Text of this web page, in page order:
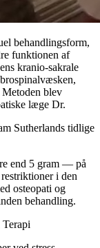
behandlingsform,
funktionen af
kranio-sakrale
blev
læge Dr.
Sutherlands tidlige
end 5 gram — på
i den
osteopati og
behandling.